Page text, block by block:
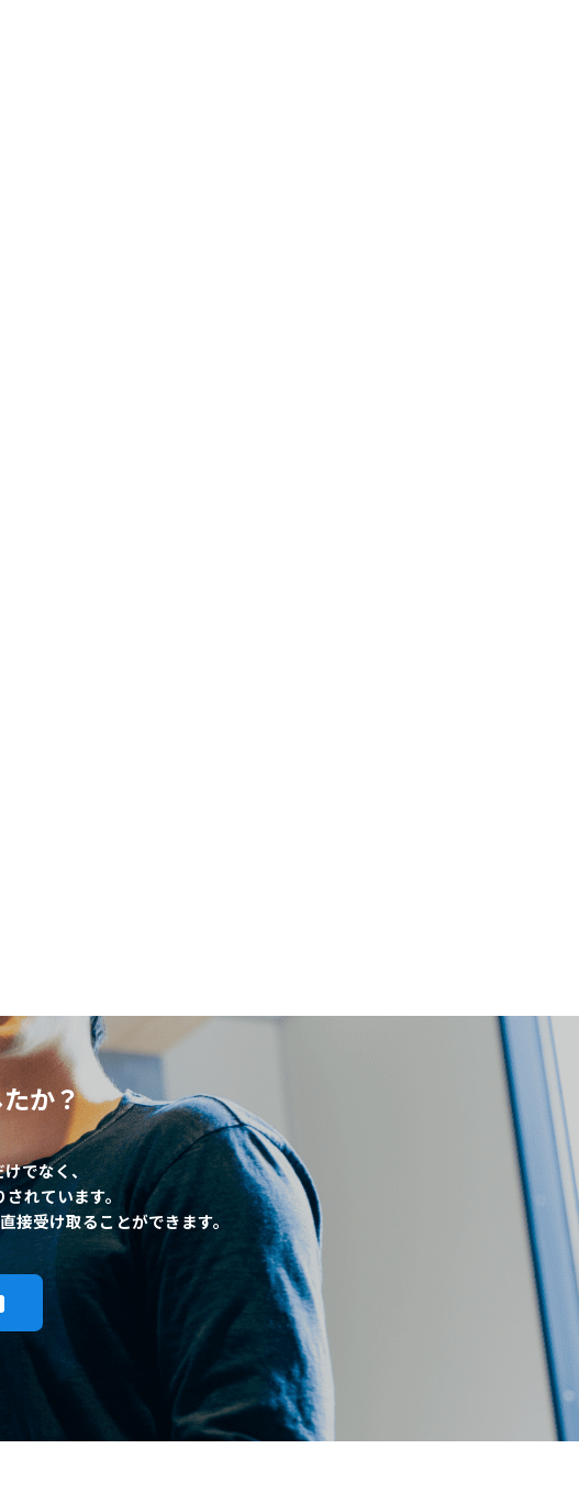
か？
でなく、
れています。
接受け取ることができます。
閉じる
出店条件 こだわり条件
この条件で検索
が異なる場合があります。）